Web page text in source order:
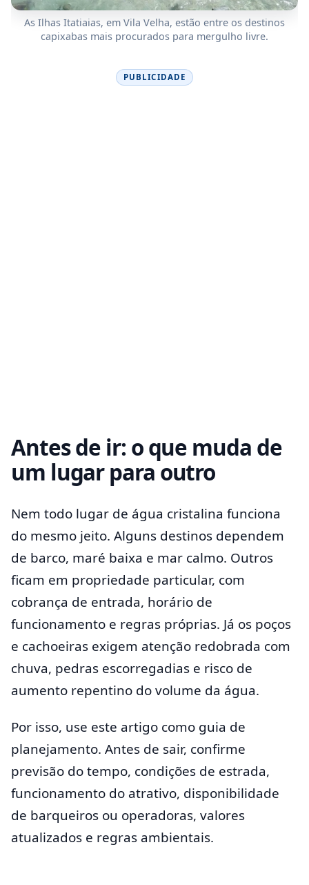
As Ilhas Itatiaias, em Vila Velha, estão entre os destinos
capixabas mais procurados para mergulho livre.
PUBLICIDADE
Antes de ir: o que muda de
um lugar para outro
Nem todo lugar de água cristalina funciona
do mesmo jeito. Alguns destinos dependem
de barco, maré baixa e mar calmo. Outros
ficam em propriedade particular, com
cobrança de entrada, horário de
funcionamento e regras próprias. Já os poços
e cachoeiras exigem atenção redobrada com
chuva, pedras escorregadias e risco de
aumento repentino do volume da água.
Por isso, use este artigo como guia de
planejamento. Antes de sair, confirme
previsão do tempo, condições de estrada,
funcionamento do atrativo, disponibilidade
de barqueiros ou operadoras, valores
atualizados e regras ambientais.